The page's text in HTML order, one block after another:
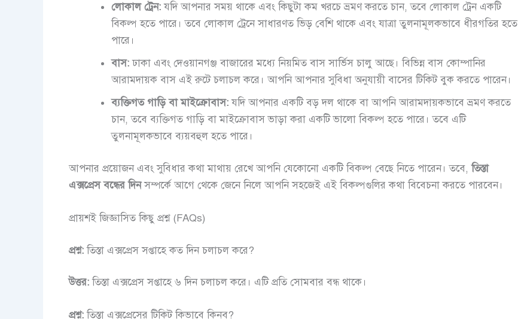
লোকাল ট্রেন:যদি আপনার সময় থাকে এবং কিছুটা কম খরচে ভ্রমণ করতে চান, তবে লোকাল ট্রেন একটি
বিকল্প হতে পারে। তবে লোকাল ট্রেনে সাধারণত ভিড় বেশি থাকে এবং যাত্রা তুলনামূলকভাবে ধীরগতির হতে
পারে।
বাস:ঢাকা এবং দেওয়ানগঞ্জ বাজারের মধ্যে নিয়মিত বাস সার্ভিস চালু আছে। বিভিন্ন বাস কোম্পানির
আরামদায়ক বাস এই রুটে চলাচল করে। আপনি আপনার সুবিধা অনুযায়ী বাসের টিকিট বুক করতে পারেন।
ব্যক্তিগত গাড়ি বা মাইক্রোবাস:যদি আপনার একটি বড় দল থাকে বা আপনি আরামদায়কভাবে ভ্রমণ করতে
চান, তবে ব্যক্তিগত গাড়ি বা মাইক্রোবাস ভাড়া করা একটি ভালো বিকল্প হতে পারে। তবে এটি
তুলনামূলকভাবে ব্যয়বহুল হতে পারে।
আপনার প্রয়োজন এবং সুবিধার কথা মাথায় রেখে আপনি যেকোনো একটি বিকল্প বেছে নিতে পারেন। তবে,তিস্তা
এক্সপ্রেস বন্ধের দিনসম্পর্কে আগে থেকে জেনে নিলে আপনি সহজেই এই বিকল্পগুলির কথা বিবেচনা করতে পারবেন।
প্রায়শই জিজ্ঞাসিত কিছু প্রশ্ন (FAQs)
প্রশ্ন:তিস্তা এক্সপ্রেস সপ্তাহে কত দিন চলাচল করে?
উত্তর:তিস্তা এক্সপ্রেস সপ্তাহে ৬ দিন চলাচল করে। এটি প্রতি সোমবার বন্ধ থাকে।
প্রশ্ন:তিস্তা এক্সপ্রেসের টিকিট কিভাবে কিনব?